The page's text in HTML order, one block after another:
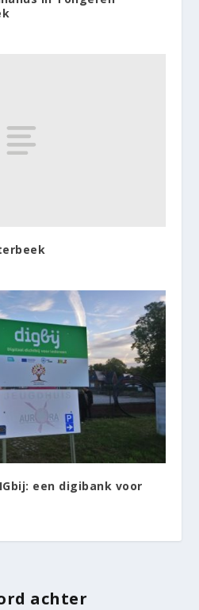
een digibank voor
achter